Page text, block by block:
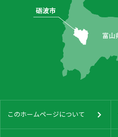
このホームページについて